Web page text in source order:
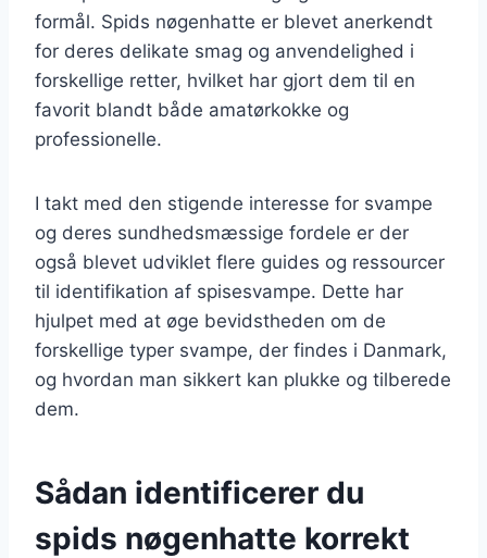
formål. Spids nøgenhatte er blevet anerkendt
for deres delikate smag og anvendelighed i
forskellige retter, hvilket har gjort dem til en
favorit blandt både amatørkokke og
professionelle.
I takt med den stigende interesse for svampe
og deres sundhedsmæssige fordele er der
også blevet udviklet flere guides og ressourcer
til identifikation af spisesvampe. Dette har
hjulpet med at øge bevidstheden om de
forskellige typer svampe, der findes i Danmark,
og hvordan man sikkert kan plukke og tilberede
dem.
Sådan identificerer du
spids nøgenhatte korrekt